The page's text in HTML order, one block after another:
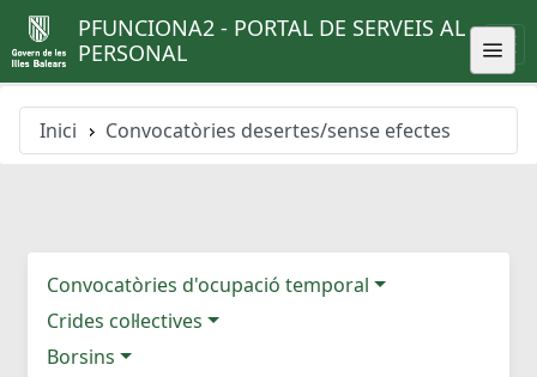
PFUNCIONA2 - PORTAL DE SERVEIS AL
PERSONAL
Inici Convocatòries desertes/sense efectes
Convocatòries d'ocupació temporal
Crides col·lectives
Borsins